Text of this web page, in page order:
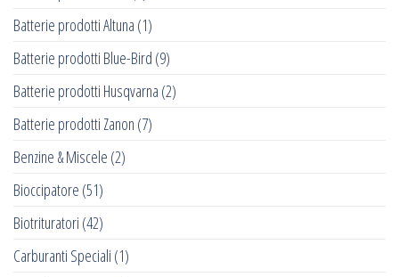
Batterie prodotti Altuna (1)
Batterie prodotti Blue-Bird (9)
Batterie prodotti Husqvarna (2)
Batterie prodotti Zanon (7)
Benzine & Miscele (2)
Bioccipatore (51)
Biotrituratori (42)
Carburanti Speciali (1)